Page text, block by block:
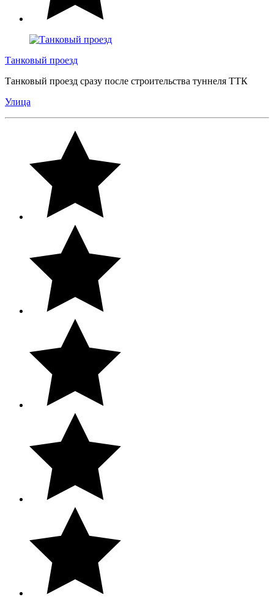
Танковый проезд
Танковый проезд сразу после строительства туннеля ТТК
Улица